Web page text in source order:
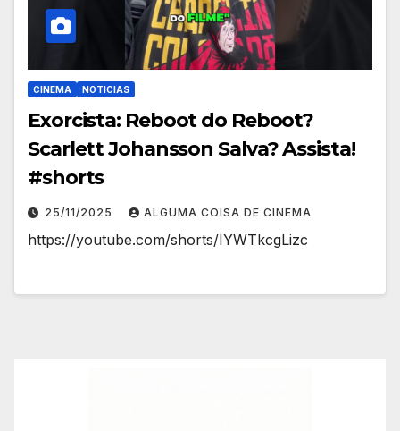
CINEMA NOTICIAS
Exorcista: Reboot do Reboot?
Scarlett Johansson Salva? Assista!
#shorts
25/11/2025 ALGUMA COISA DE CINEMA
https://youtube.com/shorts/IYWTkcgLizc